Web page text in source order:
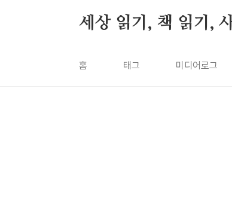
세상 읽기, 책 읽기,
홈 태그 미디어로그